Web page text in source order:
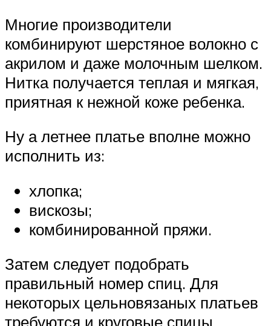
Многие производители
комбинируют шерстяное волокно с
акрилом и даже молочным шелком.
Нитка получается теплая и мягкая,
приятная к нежной коже ребенка.
Ну а летнее платье вполне можно
исполнить из:
хлопка;
вискозы;
комбинированной пряжи.
Затем следует подобрать
правильный номер спиц. Для
некоторых цельновязаных платьев
требуются и круговые спицы.